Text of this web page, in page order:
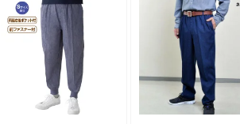
(税込)